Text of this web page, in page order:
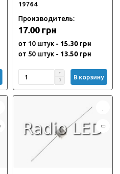
19764
Производитель:
17.00 грн
от 10 штук - 15.30 грн
от 50 штук - 13.50 грн
В корзину